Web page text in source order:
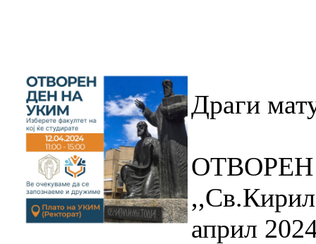
Драги
ОТВОРЕН
април